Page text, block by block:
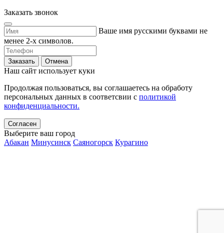
Заказать звонок
Ваше имя русскими буквами не
менее 2-х символов.
Заказать Отмена
Наш сайт использует куки
Продолжая пользоваться, вы соглашаетесь на обработу
персональных данных в соответсвии с политикой
конфиденциальности.
Согласен
Выберите ваш город
Абакан Минусинск Саяногорск Курагино